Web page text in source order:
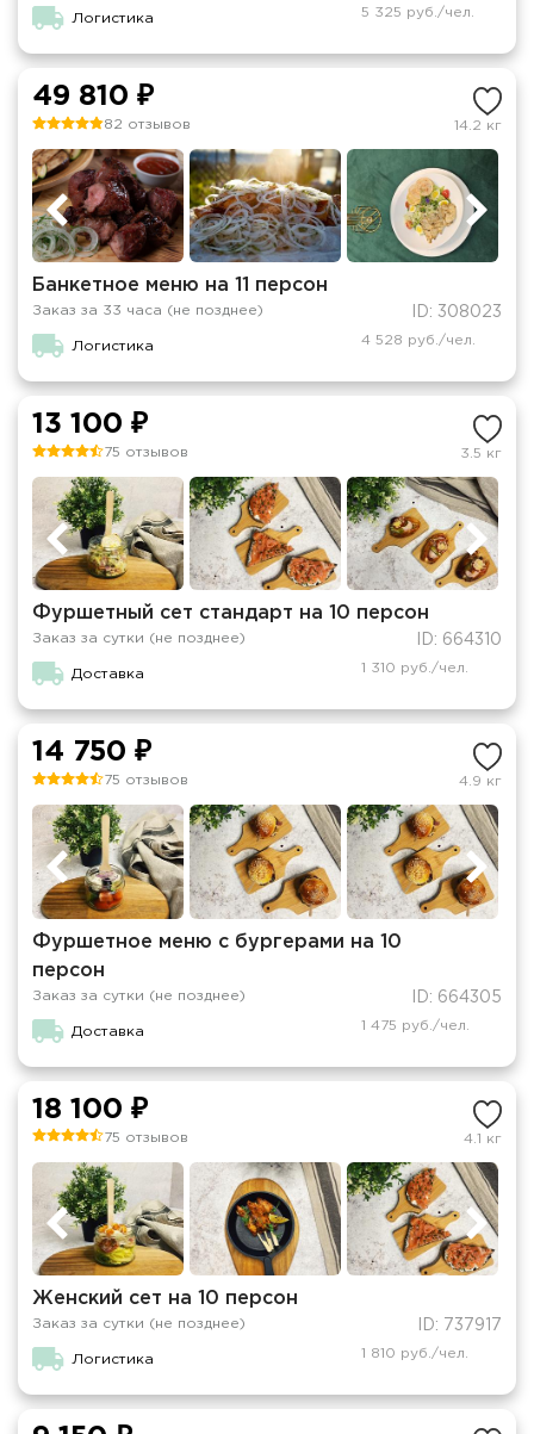
Логистика 5 325 руб./чел.
49 810 ₽
82 отзывов 14.2 кг
Банкетное меню на 11 персон
Заказ за 33 часа (не позднее) ID: 308023
Логистика 4 528 руб./чел.
13 100 ₽
75 отзывов 3.5 кг
Фуршетный сет стандарт на 10 персон
Заказ за сутки (не позднее) ID: 664310
Доставка 1 310 руб./чел.
14 750 ₽
75 отзывов 4.9 кг
Фуршетное меню с бургерами на 10
персон
Заказ за сутки (не позднее) ID: 664305
Доставка 1 475 руб./чел.
18 100 ₽
75 отзывов 4.1 кг
Женский сет на 10 персон
Заказ за сутки (не позднее) ID: 737917
Логистика 1 810 руб./чел.